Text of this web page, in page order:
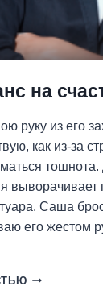
на
руку из его
как из-за
выворачивает
Саша
его жестом
ВТОРОЙ